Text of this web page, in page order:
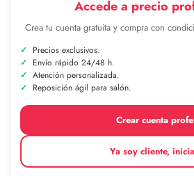
Accede a precio
Crea tu cuenta gratuita y compra con
Precios exclusivos.
Envío rápido 24/48 h.
Atención personalizada.
Reposición ágil para salón.
Crear cuenta
Ya soy cliente,